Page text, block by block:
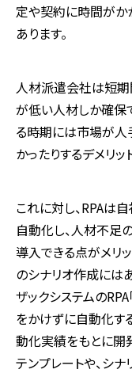
定や契約に時間がか
あります。
人材派遣会社は短
が低い人材しか確保
る時期には市場が人
かったりするデメリ
これに対し、RPAは自
自動化し、人材不足
導入できる点がメリッ
のシナリオ作成には
ザックシステムの
をかけずに自動化す
動化実績をもとに開
テンプレートや、シ